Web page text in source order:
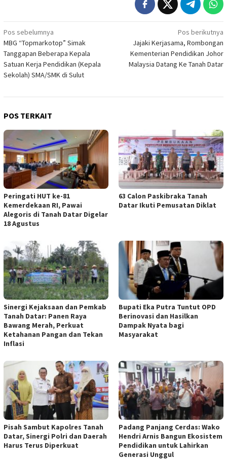
Navigasi
pos
Pos sebelumnya
MBG “Topmarkotop” Simak
Tanggapan Beberapa Kepala
Satuan Kerja Pendidikan (Kepala
Sekolah) SMA/SMK di Sulut
Pos berikutnya
Jajaki Kerjasama, Rombongan
Kementerian Pendidikan Johor
Malaysia Datang Ke Tanah Datar
POS TERKAIT
Peringati HUT ke-81
Kemerdekaan RI, Pawai
Alegoris di Tanah Datar Digelar
18 Agustus
63 Calon Paskibraka Tanah
Datar Ikuti Pemusatan Diklat
Sinergi Kejaksaan dan Pemkab
Tanah Datar: Panen Raya
Bawang Merah, Perkuat
Ketahanan Pangan dan Tekan
Inflasi
Bupati Eka Putra Tuntut OPD
Berinovasi dan Hasilkan
Dampak Nyata bagi
Masyarakat
Pisah Sambut Kapolres Tanah
Datar, Sinergi Polri dan Daerah
Harus Terus Diperkuat
Padang Panjang Cerdas: Wako
Hendri Arnis Bangun Ekosistem
Pendidikan untuk Lahirkan
Generasi Unggul